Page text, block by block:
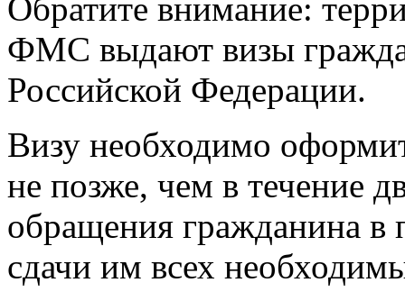
Обратите внимание:
ФМС выдают визы
Российской Федерации.
Визу необходимо
не позже, чем в течение
обращения гражданина в
сдачи им всех